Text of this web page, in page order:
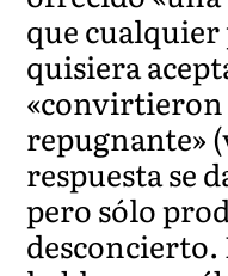
que cualquier
quisiera
«convirtieron
repugnante»
respuesta se
pero sólo
desconcierto.